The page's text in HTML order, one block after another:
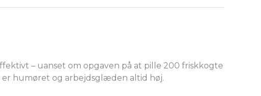
– uanset om opgaven på at pille 200 friskkogte
humøret og arbejdsglæden altid høj.